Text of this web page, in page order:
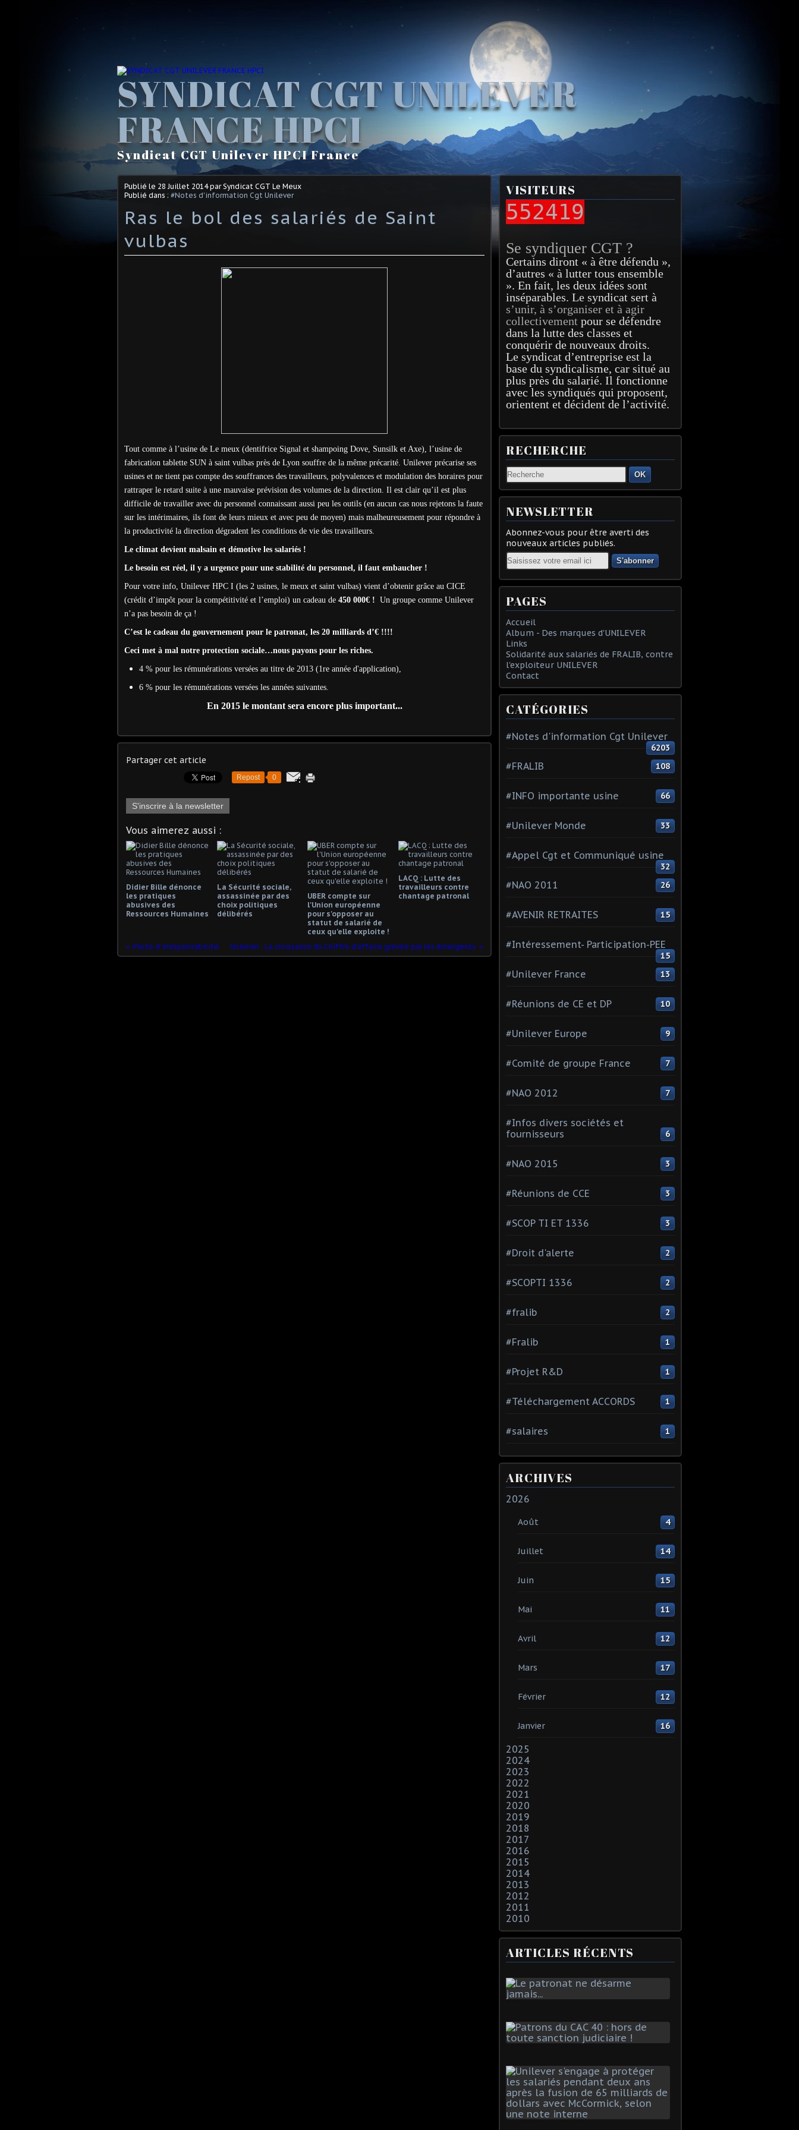
SYNDICAT CGT UNILEVER
FRANCE HPCI
Syndicat CGT Unilever HPCI France
Publié le 28 Juillet 2014par Syndicat CGT Le Meux
Publié dans : #Notes d'information Cgt Unilever
Ras le bol des salariés de Saint
vulbas
Tout comme à l’usine de Le meux (dentifrice Signal et shampoing Dove, Sunsilk et Axe), l’usine de
fabrication tablette SUN à saint vulbas près de Lyon souffre de la même précarité. Unilever précarise ses
usines et ne tient pas compte des souffrances des travailleurs, polyvalences et modulation des horaires pour
rattraper le retard suite à une mauvaise prévision des volumes de la direction. Il est clair qu’il est plus
difficile de travailler avec du personnel connaissant aussi peu les outils (en aucun cas nous rejetons la faute
sur les intérimaires, ils font de leurs mieux et avec peu de moyen) mais malheureusement pour répondre à
la productivité la direction dégradent les conditions de vie des travailleurs.
Le climat devient malsain et démotive les salariés !
Le besoin est réel, il y a urgence pour une stabilité du personnel, il faut embaucher !
Pour votre info, Unilever HPC I (les 2 usines, le meux et saint vulbas) vient d’obtenir grâce au CICE
(crédit d’impôt pour la compétitivité et l’emploi) un cadeau de 450 000€ ! Un groupe comme Unilever
n’a pas besoin de ça !
C’est le cadeau du gouvernement pour le patronat, les 20 milliards d’€ !!!!
Ceci met à mal notre protection sociale…nous payons pour les riches.
4 % pour les rémunérations versées au titre de 2013 (1re année d'application),
6 % pour les rémunérations versées les années suivantes.
En 2015 le montant sera encore plus important...
Partager cet article
Repost 0
S'inscrire à la newsletter
Vous aimerez aussi :
Didier Bille dénonce
les pratiques
abusives des
Ressources Humaines
La Sécurité sociale,
assassinée par des
choix politiques
délibérés
UBER compte sur
l'Union européenne
pour s'opposer au
statut de salarié de
ceux qu'elle exploite !
LACQ : Lutte des
travailleurs contre
chantage patronal
Pacte d’irresponsabilité Unilever : La croissance du Chiffre d'affaire grevée par les émergents
VISITEURS
552419
Se syndiquer CGT ?
Certains diront « à être défendu »,
d’autres « à lutter tous ensemble
». En fait, les deux idées sont
inséparables. Le syndicat sert à
s’unir, à s’organiser et à agir
collectivement pour se défendre
dans la lutte des classes et
conquérir de nouveaux droits.
Le syndicat d’entreprise est la
base du syndicalisme, car situé au
plus près du salarié. Il fonctionne
avec les syndiqués qui proposent,
orientent et décident de l’activité.
RECHERCHE
OK
NEWSLETTER
Abonnez-vous pour être averti des
nouveaux articles publiés.
Email
PAGES
Accueil
Album - Des marques d'UNILEVER
Links
Solidarité aux salariés de FRALIB, contre
l'exploiteur UNILEVER
Contact
CATÉGORIES
#Notes d'information Cgt Unilever
6203
#FRALIB 108
#INFO importante usine 66
#Unilever Monde 33
#Appel Cgt et Communiqué usine
32
#NAO 2011 26
#AVENIR RETRAITES 15
#Intéressement- Participation-PEE
15
#Unilever France 13
#Réunions de CE et DP 10
#Unilever Europe 9
#Comité de groupe France 7
#NAO 2012 7
#Infos divers sociétés et
fournisseurs
6
#NAO 2015 3
#Réunions de CCE 3
#SCOP TI ET 1336 3
#Droit d'alerte 2
#SCOPTI 1336 2
#fralib 2
#Fralib 1
#Projet R&D 1
#Téléchargement ACCORDS 1
#salaires 1
ARCHIVES
2026
Août 4
Juillet 14
Juin 15
Mai 11
Avril 12
Mars 17
Février 12
Janvier 16
2025
2024
2023
2022
2021
2020
2019
2018
2017
2016
2015
2014
2013
2012
2011
2010
ARTICLES RÉCENTS